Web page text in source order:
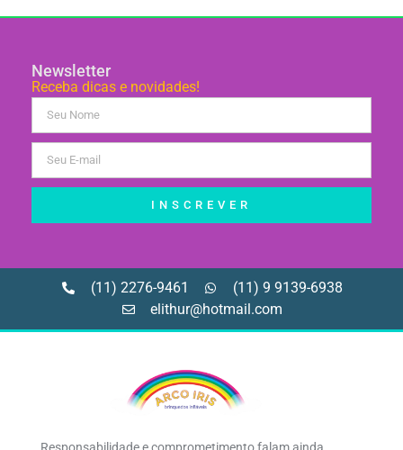
Newsletter
Receba dicas e novidades!
INSCREVER
(11) 2276-9461
(11) 9 9139-6938
elithur@hotmail.com